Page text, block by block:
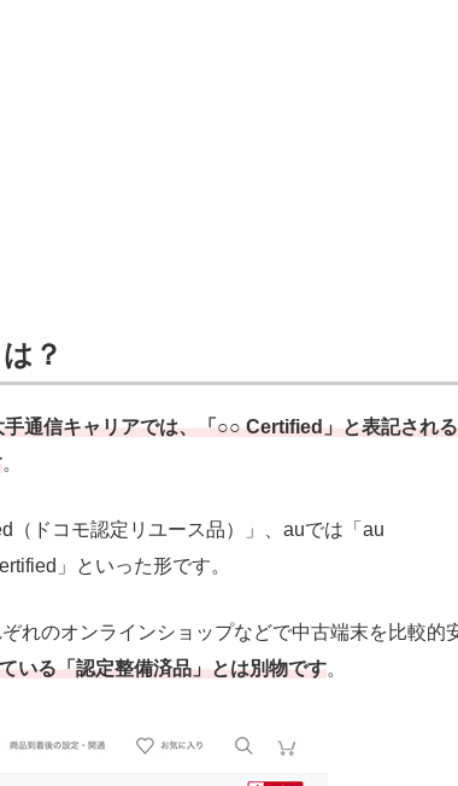
？
手通信キャリアでは、「○○ Certified」と表記され
。
ドコモ認定リユース品）」、auでは「au
」といった形です。
のオンラインショップなどで中古端末を比較的
いる「認定整備済品」とは別物です。